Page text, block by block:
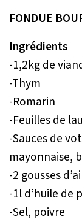
FONDUE
Ingrédients
-1,2kg de
-Thym
-Romarin
-Feuilles de
-Sauces de
mayonnaise,
-2 gousses
-1l d’huile de
-Sel, poivre